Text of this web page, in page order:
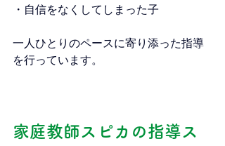
・自信をなくしてしまった子
一人ひとりのペースに寄り添った指導
を行っています。
家庭教師スピカの指導ス